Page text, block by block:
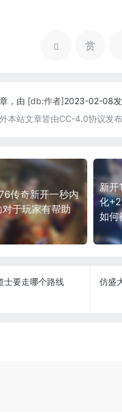
赏
，由 [db:作者]2023-02-08发
本站文章皆由CC-4.0协议发布
传奇新开一秒内
对于玩家有帮助
新开
化
如何
士要走哪个路线
仿盛